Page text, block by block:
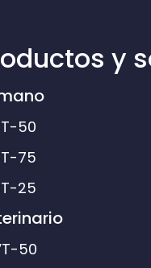
y
50
75
25
50